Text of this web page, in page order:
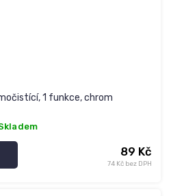
1 funkce, chrom
74 Kč bez DPH
89 Kč